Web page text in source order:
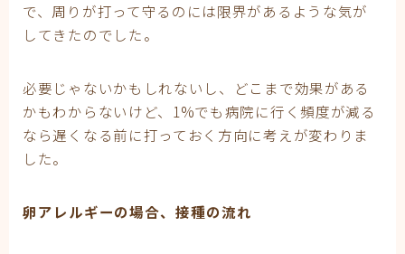
で、周りが打って守るのには限界があるような気が
してきたのでした。
必要じゃないかもしれないし、どこまで効果がある
かもわからないけど、1%でも病院に行く頻度が減る
なら遅くなる前に打っておく方向に考えが変わりま
した。
卵アレルギーの場合、接種の流れ